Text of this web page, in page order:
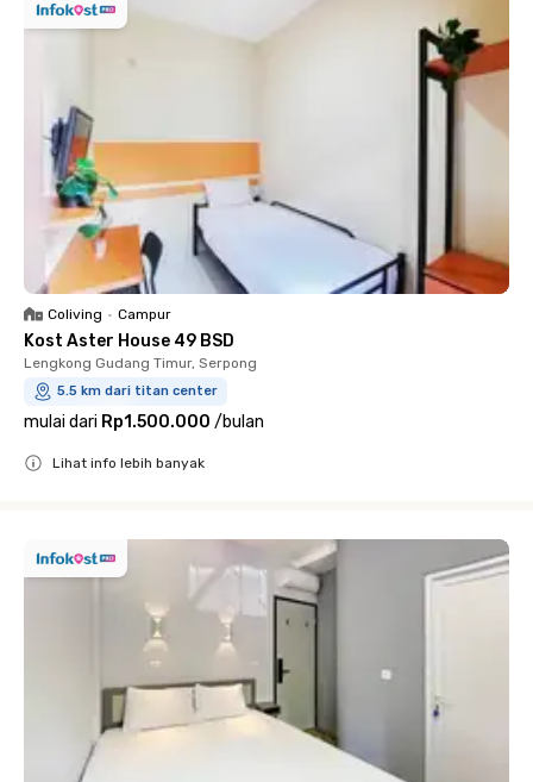
Coliving • Campur
Kost Aster House 49 BSD
Lengkong Gudang Timur, Serpong
5.5 km dari titan center
mulai dari Rp1.500.000 /bulan
Lihat info lebih banyak